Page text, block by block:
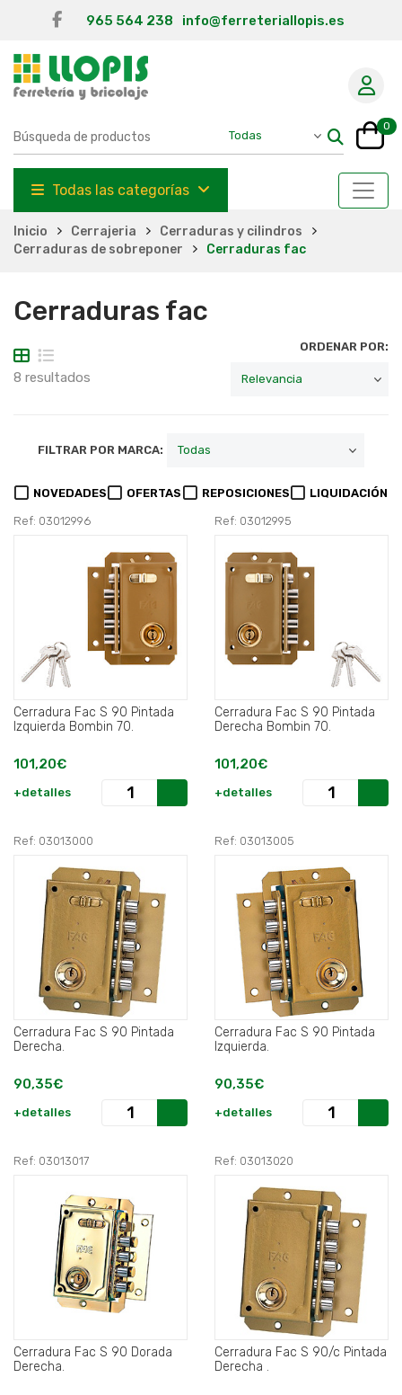
965 564 238 info@ferreteriallopis.es
0
Todas las categorías
Inicio Cerrajeria
Cerraduras y cilindros
Cerraduras de sobreponer
Cerraduras fac
Cerraduras fac
8 resultados
ORDENAR POR:
FILTRAR POR MARCA:
NOVEDADES OFERTAS REPOSICIONES LIQUIDACIÓN
Ref: 03012996
Cerradura Fac S 90 Pintada
Izquierda Bombin 70.
101,20€
+detalles
Ref: 03012995
Cerradura Fac S 90 Pintada
Derecha Bombin 70.
101,20€
+detalles
Ref: 03013000
Cerradura Fac S 90 Pintada
Derecha.
90,35€
+detalles
Ref: 03013005
Cerradura Fac S 90 Pintada
Izquierda.
90,35€
+detalles
Ref: 03013017
Cerradura Fac S 90 Dorada
Derecha.
Ref: 03013020
Cerradura Fac S 90/c Pintada
Derecha .